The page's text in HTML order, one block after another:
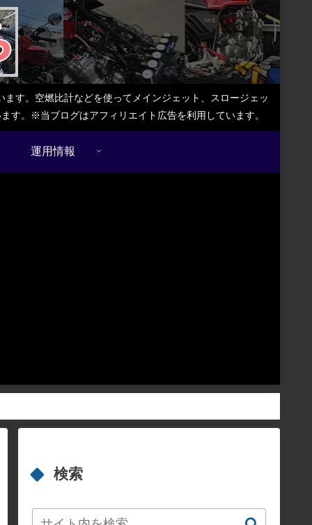
す。空燃比計などを使ってメインジェット、スロージェッ
す。※当ブログはアフィリエイト広告を利用しています。
運用情報
検索